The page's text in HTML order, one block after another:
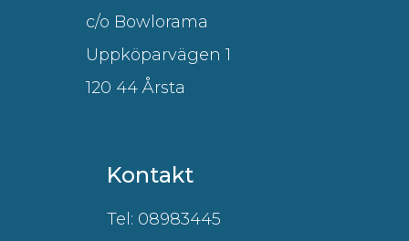
c/o Bowlorama
Uppköparvägen 1
120 44 Årsta
Kontakt
Tel: 08983445